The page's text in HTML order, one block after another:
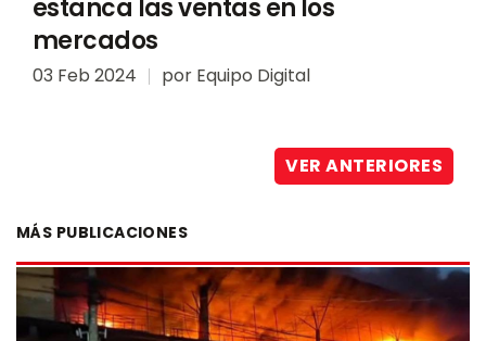
estanca las ventas en los
mercados
03 Feb 2024 por Equipo Digital
VER ANTERIORES
MÁS PUBLICACIONES